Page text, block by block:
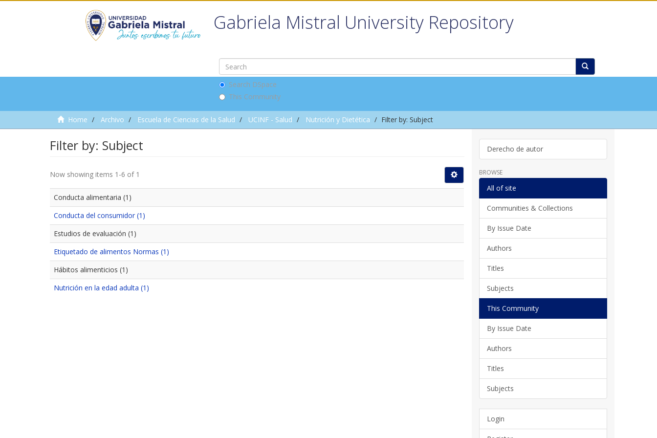
Gabriela Mistral University Repository
Search DSpace
This Community
Home Archivo Escuela de Ciencias de la Salud UCINF - Salud Nutrición y Dietética Filter by: Subject
Filter by: Subject
Now showing items 1-6 of 1
Conducta alimentaria (1)
Conducta del consumidor (1)
Estudios de evaluación (1)
Etiquetado de alimentos Normas (1)
Hábitos alimenticios (1)
Nutrición en la edad adulta (1)
Derecho de autor
BROWSE
All of site
Communities & Collections
By Issue Date
Authors
Titles
Subjects
This Community
By Issue Date
Authors
Titles
Subjects
Login